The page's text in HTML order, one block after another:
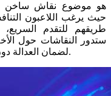
طريقهم للتقدم السريع،
لضمان العدالة دون منح أي ميزة غير عادلة لبعض اللاعبين.